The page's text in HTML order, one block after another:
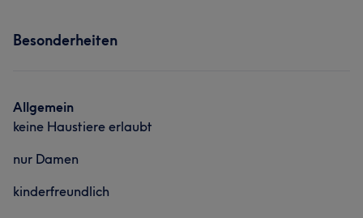
Besonderheiten
Allgemein
keine Haustiere erlaubt
nur Damen
kinderfreundlich